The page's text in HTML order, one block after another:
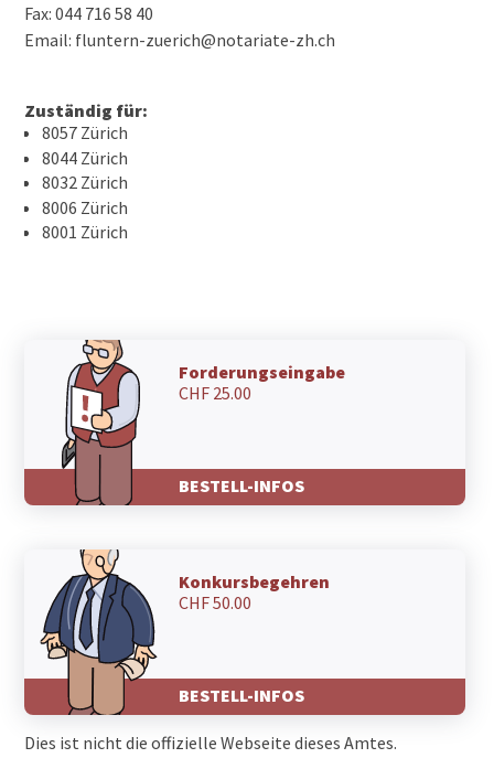
Fax: 044 716 58 40
Email: fluntern-zuerich@notariate-zh.ch
Zuständig für:
8057 Zürich
8044 Zürich
8032 Zürich
8006 Zürich
8001 Zürich
Forderungseingabe
CHF 25.00
BESTELL-INFOS
Konkursbegehren
CHF 50.00
BESTELL-INFOS
Dies ist nicht die offizielle Webseite dieses Amtes.